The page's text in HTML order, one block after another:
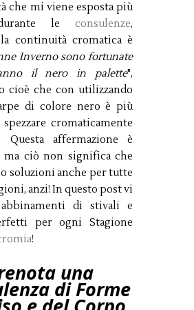
che mi viene esposta più
le consulenze,
continuità cromatica è
Inverno sono fortunate
il nero in palette",
cioè che con utilizzando
di colore nero è più
cromaticamente
Questa affermazione è
ma ciò non significa che
soluzioni anche per tutte
anzi! In questo post vi
di stivali e
per ogni Stagione
!
una
di Forme